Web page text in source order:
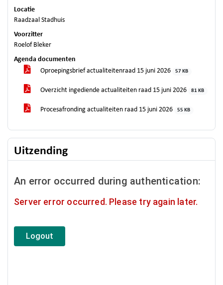
Locatie
Raadzaal Stadhuis
Voorzitter
Roelof Bleker
Agenda documenten
Oproepingsbrief actualiteitenraad 15 juni 2026
57 KB
Overzicht ingediende actualiteiten raad 15 juni 2026 81 KB
Procesafronding actualiteiten raad 15 juni 2026 55 KB
Uitzending